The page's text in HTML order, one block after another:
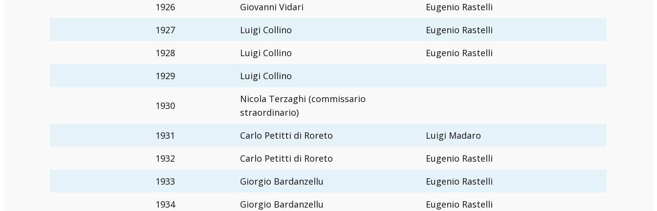
1926
Giovanni Vidari
Eugenio Rastelli
1927
Luigi Collino
Eugenio Rastelli
1928
Luigi Collino
Eugenio Rastelli
1929
Luigi Collino
1930
Nicola Terzaghi (commissario
straordinario)
1931
Carlo Petitti di Roreto
Luigi Madaro
1932
Carlo Petitti di Roreto
Eugenio Rastelli
1933
Giorgio Bardanzellu
Eugenio Rastelli
1934
Giorgio Bardanzellu
Eugenio Rastelli